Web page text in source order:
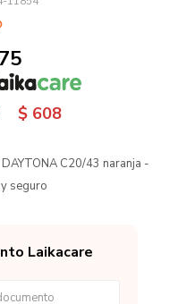
$ 608
C20/43 naranja -
seguro
Laikacare